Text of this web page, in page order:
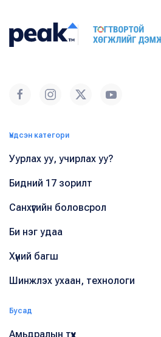
Үндсэн категори
Уурлах уу, учирлах уу?
Бидний 17 зорилт
Санхүүгийн боловсрол
Би нэг удаа
Хүний багш
Шинжлэх ухаан, технологи
Бусад
Амьдралын түүх